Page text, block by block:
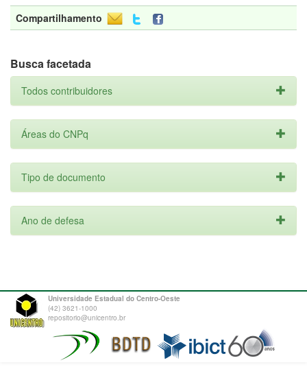
Compartilhamento
Busca facetada
Todos contribuidores
Áreas do CNPq
Tipo de documento
Ano de defesa
Universidade Estadual do Centro-Oeste
(42) 3621-1000
repositorio@unicentro.br